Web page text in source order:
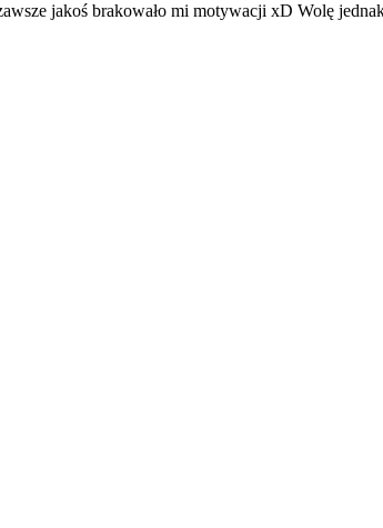
jakoś brakowało mi motywacji xD Wolę